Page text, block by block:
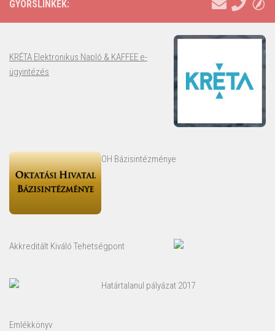
GYORSLINKEK:
KRÉTA Elektronikus Napló & KAFFEE e-
ügyintézés
OH Bázisintézménye
Akkreditált Kiváló Tehetségpont
Határtalanul pályázat 2017
Emlékkönyv